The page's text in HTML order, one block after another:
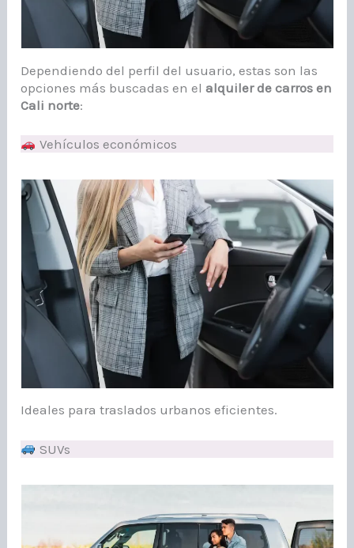
Dependiendo del perfil del usuario, estas son las
opciones más buscadas en elalquiler de carros en
Cali norte:
Vehículos económicos
Ideales para traslados urbanos eficientes.
SUVs